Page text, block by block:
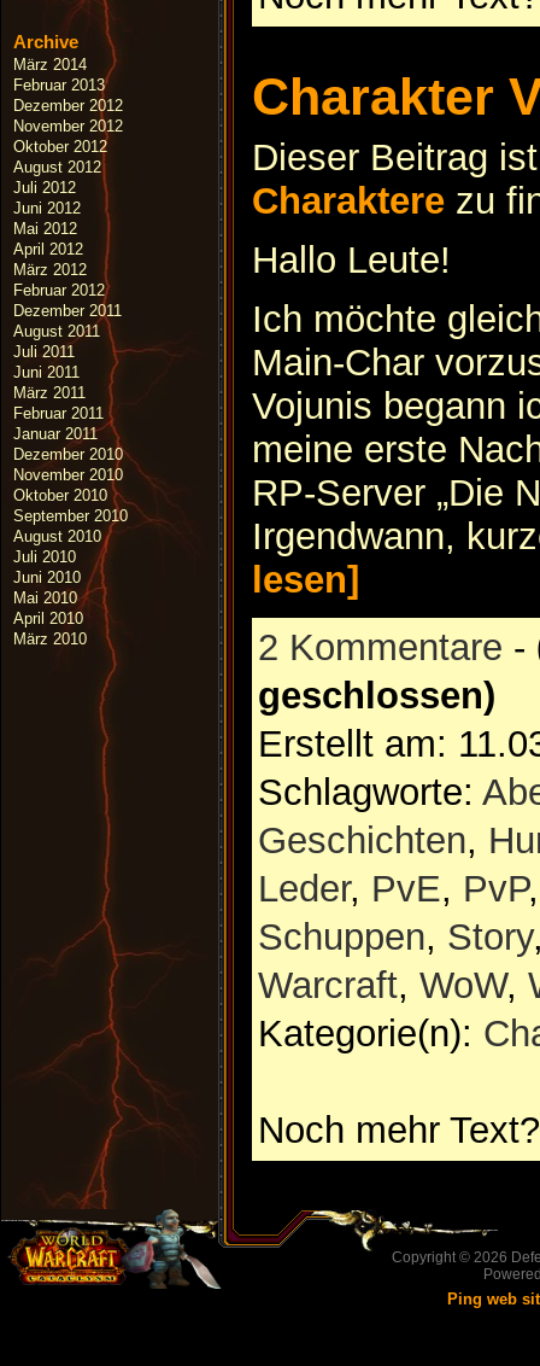
Archive
März 2014
Februar 2013
Dezember 2012
November 2012
Oktober 2012
August 2012
Juli 2012
Juni 2012
Mai 2012
April 2012
März 2012
Februar 2012
Dezember 2011
August 2011
Juli 2011
Juni 2011
März 2011
Februar 2011
Januar 2011
Dezember 2010
November 2010
Oktober 2010
September 2010
August 2010
Juli 2010
Juni 2010
Mai 2010
April 2010
März 2010
Charakter
Dieser Beitrag
Charaktere zu
Hallo Leute!
Ich möchte
Main-Char
Vojunis begann
meine erste
RP-Server „Die
Irgendwann,
lesen]
2 Kommentare -
geschlossen)
Erstellt am:
Schlagworte:
Geschichten,
Leder, PvE, PvP
Schuppen, Story
Warcraft, WoW,
Kategorie(n):
Noch mehr
Copyright © 2026
Ping web